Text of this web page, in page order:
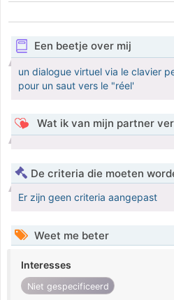
Een beetje over mij
un dialogue virtuel via le clavier
pour un saut vers le "réel'
Wat ik van mijn partner
De criteria die moeten
Er zijn geen criteria aangepast
Weet me beter
Interesses
Niet gespecificeerd